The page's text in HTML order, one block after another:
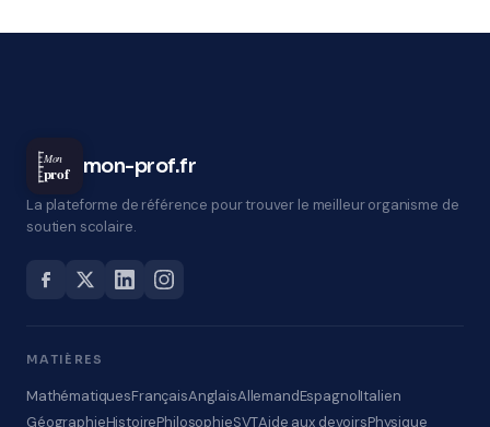
Mon
prof mon-prof.fr
La plateforme de référence pour trouver le meilleur organisme de
soutien scolaire.
MATIÈRES
MathématiquesFrançaisAnglaisAllemandEspagnolItalien
GéographieHistoirePhilosophieSVTAide aux devoirsPhysique